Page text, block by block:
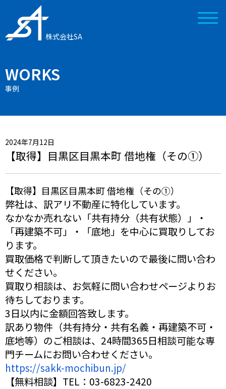
株式会社SA
WORKS
事例
2024年7月12日
【取得】目黒区目黒本町 借地権（その①）
【取得】目黒区目黒本町 借地権（その①）
弊社は、訳アリ不動産に特化しています。
なかなか売れない「共有持分（共有状態）」・
「再建築不可」・「底地」を中心に買取りしてお
ります。
買取価格で判断して頂きたいので最後に問い合わ
せください。
買取り相談は、お気軽に問い合わせページよりお
待ちしております。
3日以内に金額回答致します。
訳あり物件（共有持分・共有名義・再建築不可・
底地等）のご相談は、24時間365日相談可能な専
門チームにお問い合わせください。
https://sakk-mochibun.jp/
【無料相談】TEL：03-6823-2420